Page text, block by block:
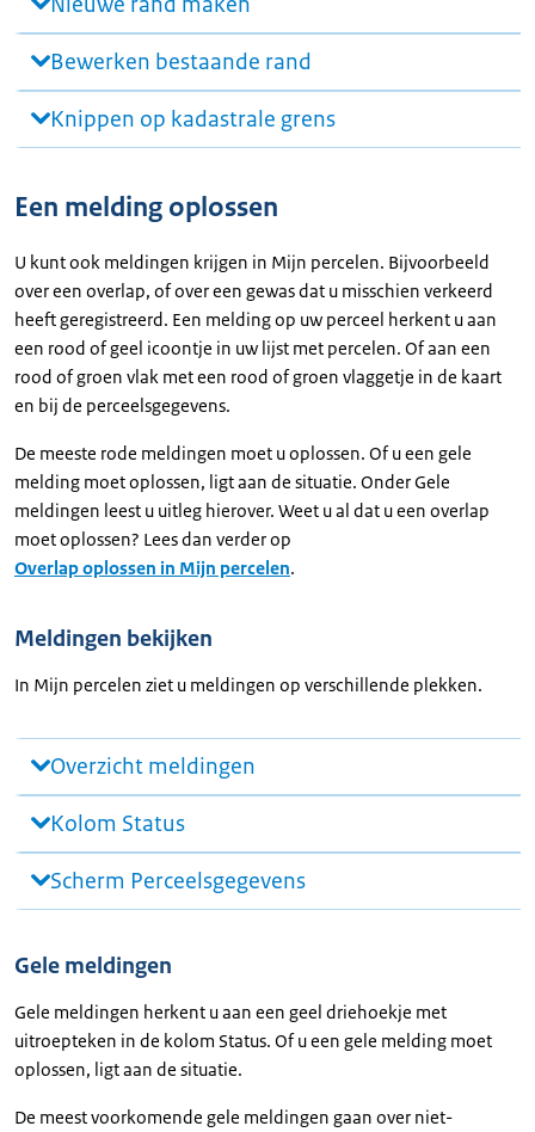
Bewerken bestaande rand
Knippen op kadastrale grens
Een melding oplossen
U kunt ook meldingen krijgen in Mijn percelen. Bijvoorbeeld
over een overlap, of over een gewas dat u misschien verkeerd
heeft geregistreerd. Een melding op uw perceel herkent u aan
een rood of geel icoontje in uw lijst met percelen. Of aan een
rood of groen vlak met een rood of groen vlaggetje in de kaart
en bij de perceelsgegevens.
De meeste rode meldingen moet u oplossen. Of u een gele
melding moet oplossen, ligt aan de situatie. Onder Gele
meldingen leest u uitleg hierover. Weet u al dat u een overlap
moet oplossen? Lees dan verder op
Overlap oplossen in Mijn percelen.
Meldingen bekijken
In Mijn percelen ziet u meldingen op verschillende plekken.
Overzicht meldingen
Kolom Status
Scherm Perceelsgegevens
Gele meldingen
Gele meldingen herkent u aan een geel driehoekje met
uitroepteken in de kolom Status. Of u een gele melding moet
oplossen, ligt aan de situatie.
De meest voorkomende gele meldingen gaan over niet-